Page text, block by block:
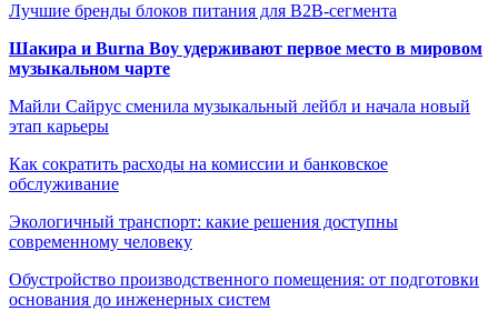
Лучшие бренды блоков питания для B2B-сегмента
Шакира и Burna Boy удерживают первое место в мировом
музыкальном чарте
Майли Сайрус сменила музыкальный лейбл и начала новый
этап карьеры
Как сократить расходы на комиссии и банковское
обслуживание
Экологичный транспорт: какие решения доступны
современному человеку
Обустройство производственного помещения: от подготовки
основания до инженерных систем